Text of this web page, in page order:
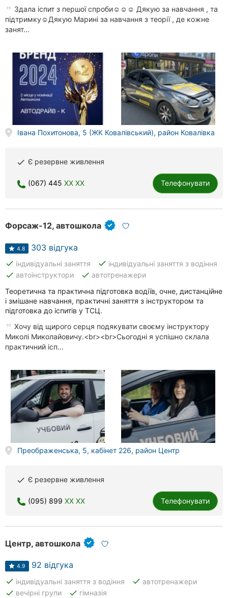
Всі
міста:
Кропивницький
Вінниця
Житомир
Харків
Запоріжжя
Дніпро
Львів
Кривий
Миколаїв
Херсон
Полтава
Чернігів
Франківськ
Луцьк
Ужгород
Здала іспит з першої спроби☺️☺️☺️ Дякую за навчання , та
підтримку☺️Дякую Марині за навчання з теорії , де кожне
занят...
Івана Похитонова, 5 (ЖК Ковалівський), район Ковалівка
done Є резервне живлення
(067) 445 XX XX Телефонувати
Форсаж-12, автошкола
4.8 303 відгука
done індивідуальні заняття done індивідуальні заняття з водіння
done автоінструктори done автотренажери
Теоретична та практична підготовка водіїв, очне, дистанційне
і змішане навчання, практичні заняття з інструктором та
підготовка до іспитів у ТСЦ.
Хочу від щирого серця подякувати своєму інструктору
Миколі Миколайовичу.<br><br>Сьогодні я успішно склала
практичний ісп...
Преображенська, 5, кабінет 226, район Центр
done Є резервне живлення
(095) 899 XX XX Телефонувати
Центр, автошкола
4.9 92 відгука
done індивідуальні заняття з водіння done автотренажери
done вечірні групи done гімназія